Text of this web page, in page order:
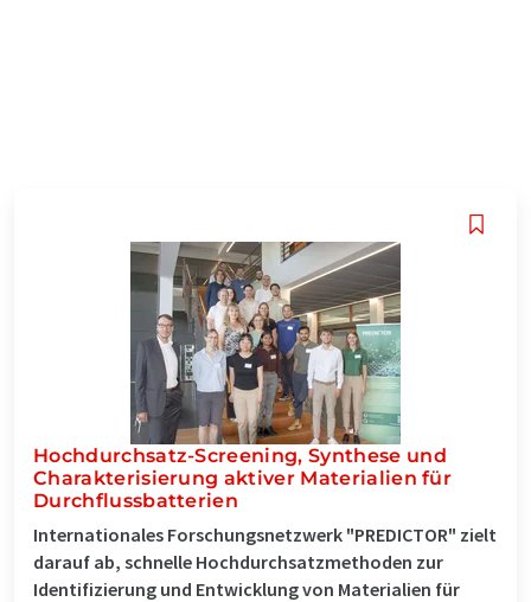
Hochdurchsatz-Screening, Synthese und
Charakterisierung aktiver Materialien für
Durchflussbatterien
Internationales Forschungsnetzwerk "PREDICTOR" zielt
darauf ab, schnelle Hochdurchsatzmethoden zur
Identifizierung und Entwicklung von Materialien für